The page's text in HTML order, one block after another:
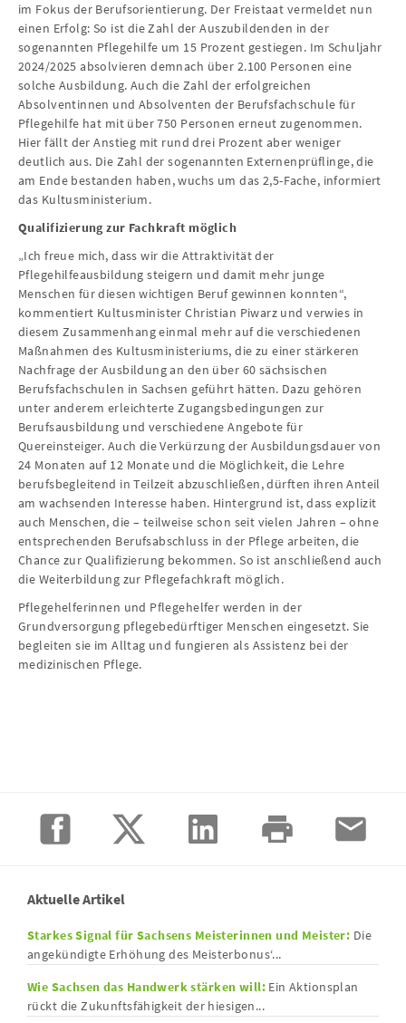
im Fokus der Berufsorientierung. Der Freistaat vermeldet nun
einen Erfolg: So ist die Zahl der Auszubildenden in der
sogenannten Pflegehilfe um 15 Prozent gestiegen. Im Schuljahr
2024/2025 absolvieren demnach über 2.100 Personen eine
solche Ausbildung. Auch die Zahl der erfolgreichen
Absolventinnen und Absolventen der Berufsfachschule für
Pflegehilfe hat mit über 750 Personen erneut zugenommen.
Hier fällt der Anstieg mit rund drei Prozent aber weniger
deutlich aus. Die Zahl der sogenannten Externenprüflinge, die
am Ende bestanden haben, wuchs um das 2,5-Fache, informiert
das Kultusministerium.
Qualifizierung zur Fachkraft möglich
„Ich freue mich, dass wir die Attraktivität der
Pflegehilfeausbildung steigern und damit mehr junge
Menschen für diesen wichtigen Beruf gewinnen konnten“,
kommentiert Kultusminister Christian Piwarz und verwies in
diesem Zusammenhang einmal mehr auf die verschiedenen
Maßnahmen des Kultusministeriums, die zu einer stärkeren
Nachfrage der Ausbildung an den über 60 sächsischen
Berufsfachschulen in Sachsen geführt hätten. Dazu gehören
unter anderem erleichterte Zugangsbedingungen zur
Berufsausbildung und verschiedene Angebote für
Quereinsteiger. Auch die Verkürzung der Ausbildungsdauer von
24 Monaten auf 12 Monate und die Möglichkeit, die Lehre
berufsbegleitend in Teilzeit abzuschließen, dürften ihren Anteil
am wachsenden Interesse haben. Hintergrund ist, dass explizit
auch Menschen, die – teilweise schon seit vielen Jahren – ohne
entsprechenden Berufsabschluss in der Pflege arbeiten, die
Chance zur Qualifizierung bekommen. So ist anschließend auch
die Weiterbildung zur Pflegefachkraft möglich.
Pflegehelferinnen und Pflegehelfer werden in der
Grundversorgung pflegebedürftiger Menschen eingesetzt. Sie
begleiten sie im Alltag und fungieren als Assistenz bei der
medizinischen Pflege.
Aktuelle Artikel
Starkes Signal für Sachsens Meisterinnen und Meister: Die
angekündigte Erhöhung des Meisterbonus‘...
Wie Sachsen das Handwerk stärken will:Ein Aktionsplan
rückt die Zukunftsfähigkeit der hiesigen...